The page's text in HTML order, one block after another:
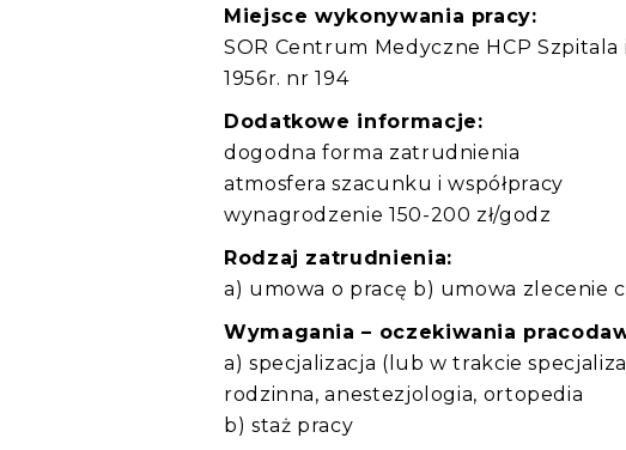
Miejsce wykonywania pracy:
SOR Centrum Medyczne HCP Szpitala
1956r. nr 194
Dodatkowe informacje:
dogodna forma zatrudnienia
atmosfera szacunku i współpracy
wynagrodzenie 150-200 zł/godz
Rodzaj zatrudnienia:
a) umowa o pracę b) umowa zlecenie
Wymagania – oczekiwania
a) specjalizacja (lub w trakcie
rodzinna, anestezjologia, ortopedia
b) staż pracy